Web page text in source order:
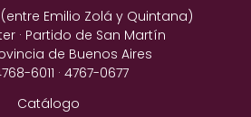
Emilio Zolá y Quintana)
· Partido de San Martín
de Buenos Aires
6011 · 4767-0677
Catálogo